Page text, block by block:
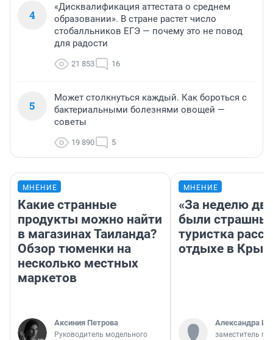
4
«Дисквалификация аттестата о среднем
образовании». В стране растет число
стобалльников ЕГЭ — почему это не повод
для радости
21 853 16
5
Может столкнуться каждый. Как бороться с
бактериальными болезнями овощей —
советы
19 890 5
МНЕНИЕ
Какие странные
продукты можно найти
в магазинах Таиланда?
Обзор тюменки на
несколько местных
маркетов
Аксиния Петрова
Руководитель модельного
МНЕНИЕ
«За неделю
были
туристка
отдыхе в
Александра
заместитель